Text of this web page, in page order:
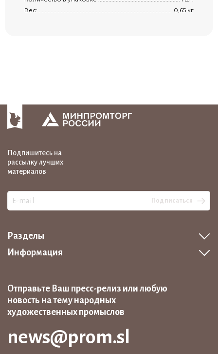
Вес:
0,65 кг
Подпишитесь на
рассылку лучших
материалов
Подписаться
Разделы
Информация
Отправьте Ваш пресс-релиз или любую
новость на тему народных
художественных промыслов
news@prom.sl